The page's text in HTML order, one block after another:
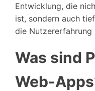
Entwicklung, die
ist, sondern auch
die Nutzererfahrung
Was sind
Web-